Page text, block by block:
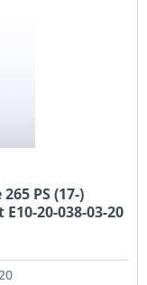
PS (17-)
20-038-03-20